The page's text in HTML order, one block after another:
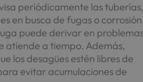
periódicamente las
en busca de fugas o
puede derivar en
atiende a tiempo. Además,
los desagües estén libres de
evitar acumulaciones de